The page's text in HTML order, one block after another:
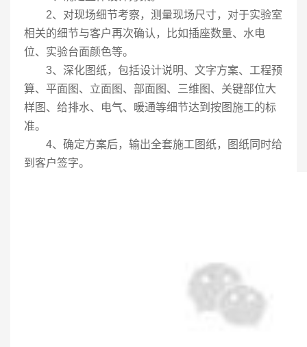
2、对现场细节考察，测量现场尺寸，对于实验室
相关的细节与客户再次确认，比如插座数量、水电
位、实验台面颜色等。
3、深化图纸，包括设计说明、文字方案、工程预
算、平面图、立面图、部面图、三维图、关键部位大
样图、给排水、电气、暖通等细节达到按图施工的标
准。
4、确定方案后，输出全套施工图纸，图纸同时给
到客户签字。